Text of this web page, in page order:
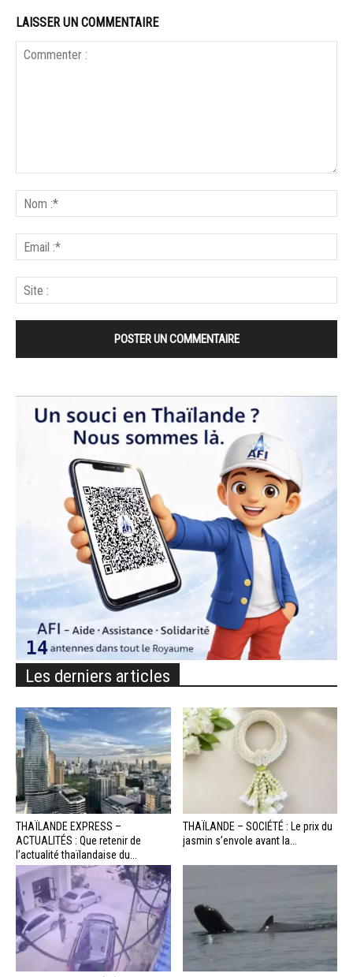
LAISSER UN COMMENTAIRE
Les derniers articles
THAÏLANDE EXPRESS –
ACTUALITÉS : Que retenir de
l’actualité thaïlandaise du...
THAÏLANDE – SOCIÉTÉ : Le prix du
jasmin s’envole avant la...